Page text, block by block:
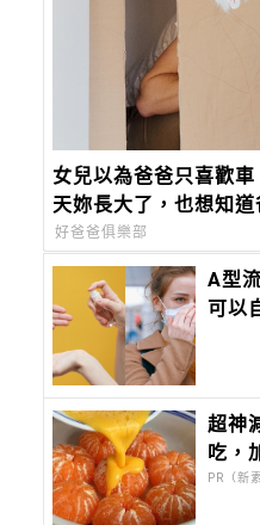
女兒以為爸爸只喜歡
天妳長大了，也想知
的答案會是：「妳。」
好爸爸俱樂部
A型
可以
超神
吃，
PR（新